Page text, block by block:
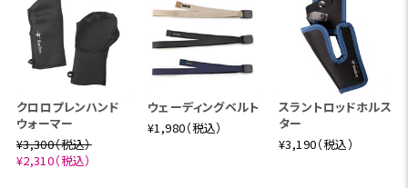
クロロプレンハンド
ウォーマー
¥3,300（税込）
¥2,310（税込）
ウェーディングベルト
¥1,980（税込）
スラントロッドホルス
ター
¥3,190（税込）